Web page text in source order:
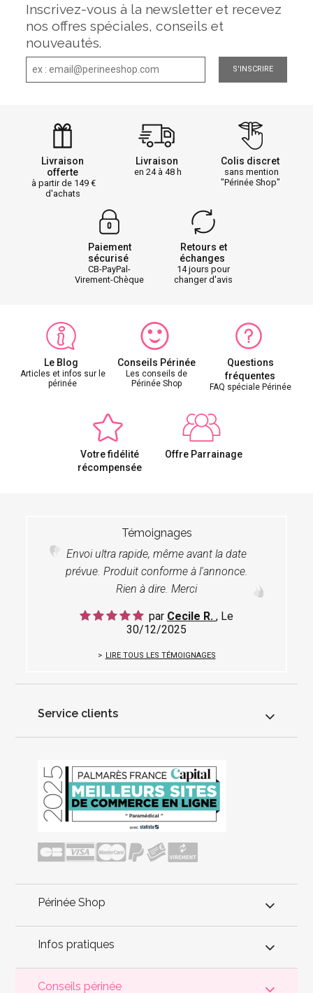
Inscrivez-vous à la newsletter et recevez
nos offres spéciales, conseils et
nouveautés.
S'INSCRIRE
Livraison
offerte
à partir de 149
d'achats
Livraison
en 24 à 48 h
Colis discret
sans mention
"Périnée Shop"
Paiement
sécurisé
CB-PayPal-
Virement-Chèque
Retours et
échanges
14 jours pour
changer d'avis
Le Blog
Articles et infos sur le
périnée
Conseils Périnée
Les conseils de
Périnée Shop
Questions
fréquentes
FAQ spéciale Périnée
Votre fidélité
récompensée
Offre Parrainage
Témoignages
Envoi ultra rapide, même avant la date
prévue. Produit conforme à l'annonce.
Rien à dire. Merci
par Cecile R. , Le
30/12/2025
LIRE TOUS LES TÉMOIGNAGES
Service clients
Périnée Shop
Infos pratiques
Conseils périnée